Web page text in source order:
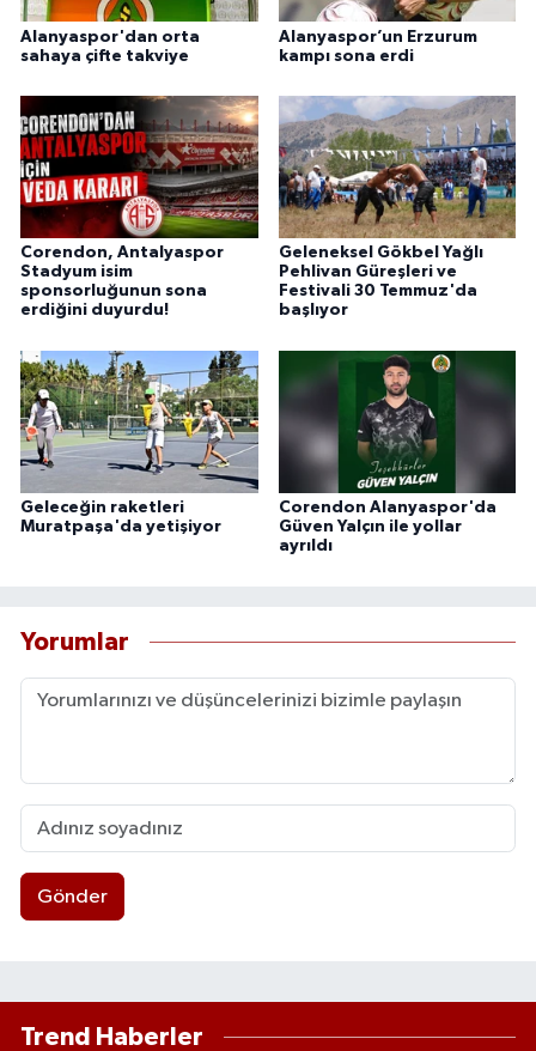
Alanyaspor'dan orta
sahaya çifte takviye
Alanyaspor’un Erzurum
kampı sona erdi
Corendon, Antalyaspor
Stadyum isim
sponsorluğunun sona
erdiğini duyurdu!
Geleneksel Gökbel Yağlı
Pehlivan Güreşleri ve
Festivali 30 Temmuz'da
başlıyor
Geleceğin raketleri
Muratpaşa'da yetişiyor
Corendon Alanyaspor'da
Güven Yalçın ile yollar
ayrıldı
Yorumlar
Gönder
Trend Haberler